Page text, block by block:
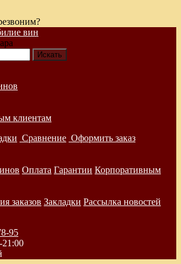
клиентам
Сравнение Оформить заказ
Оплата Гарантии Корпоративным
заказов Закладки Рассылка новостей
95